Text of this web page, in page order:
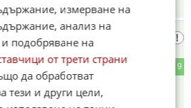
9
икономика,това е реалната
джобовете на ония
измерване на
анализ на
подобряване на
от трети страни
да обработват
тези и други цели,